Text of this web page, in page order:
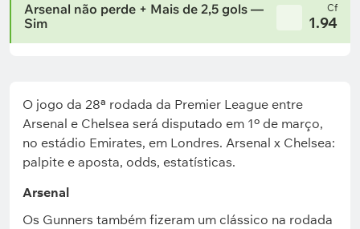
Arsenal não perde + Mais de 2,5 gols —
Sim
Cf
1.94
O jogo da 28ª rodada da Premier League entre
Arsenal e Chelsea será disputado em 1º de março,
no estádio Emirates, em Londres. Arsenal x Chelsea:
palpite e aposta, odds, estatísticas.
Arsenal
Os Gunners também fizeram um clássico na rodada